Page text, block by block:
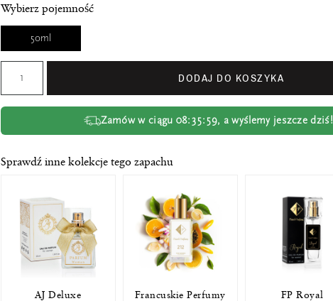
Wybierz pojemność
50ml
DODAJ DO KOSZYKA
Zamów w ciągu 08:35:58, a wyślemy jeszcze dziś!
Sprawdź inne kolekcje tego zapachu
AJ Deluxe Francuskie Perfumy FP Royal